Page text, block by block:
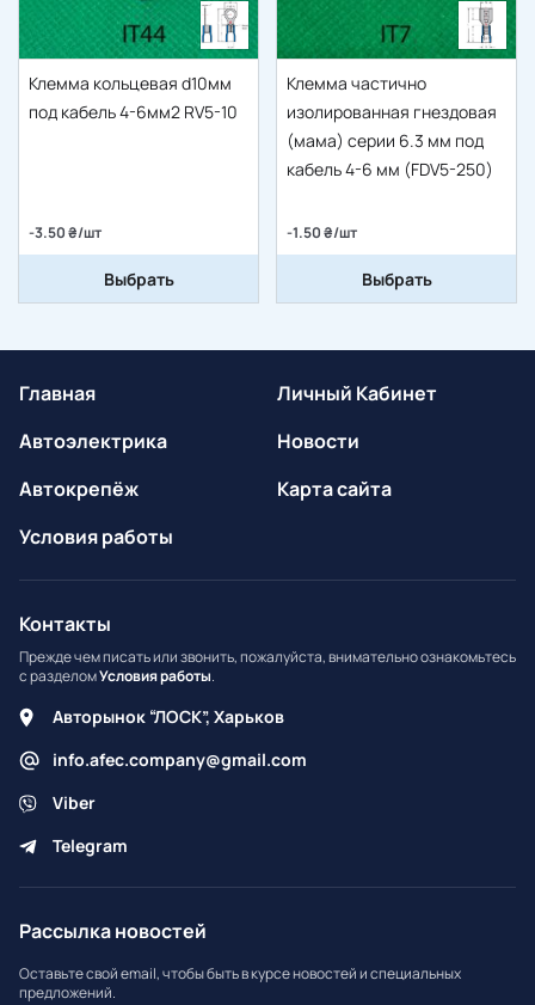
Клемма кольцевая d10мм
под кабель 4-6мм2 RV5-10
-3.50 ₴/шт
Выбрать
Клемма частично
изолированная гнездовая
(мама) серии 6.3 мм под
кабель 4-6 мм (FDV5-250)
-1.50 ₴/шт
Выбрать
Главная
Автоэлектрика
Автокрепёж
Условия работы
Личный Кабинет
Новости
Карта сайта
Контакты
Прежде чем писать или звонить, пожалуйста, внимательно ознакомьтесь
с разделомУсловия работы.
Авторынок “ЛОСК”, Харьков
info.afec.company@gmail.com
Viber
Telegram
Рассылка новостей
Оставьте свой email, чтобы быть в курсе новостей и специальных
предложений.